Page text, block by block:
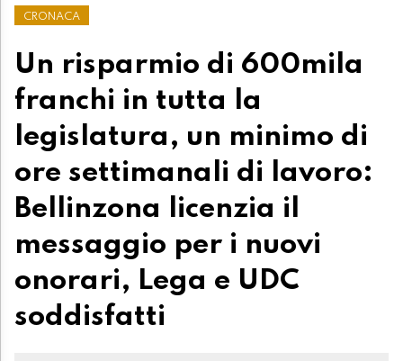
CRONACA
Un risparmio di 600mila
franchi in tutta la
legislatura, un minimo di
ore settimanali di lavoro:
Bellinzona licenzia il
messaggio per i nuovi
onorari, Lega e UDC
soddisfatti